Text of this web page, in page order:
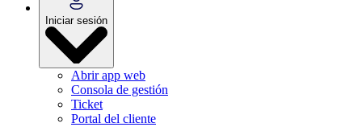
Iniciar sesión
Abrir app web
Consola de gestión
Ticket
Portal del cliente